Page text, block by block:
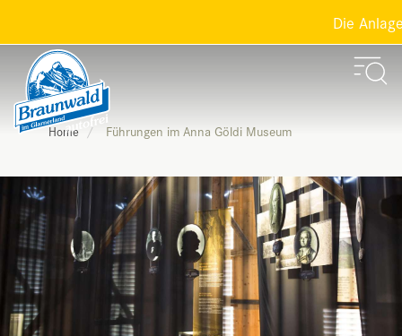
Die
Home Führungen im Anna Göldi Museum